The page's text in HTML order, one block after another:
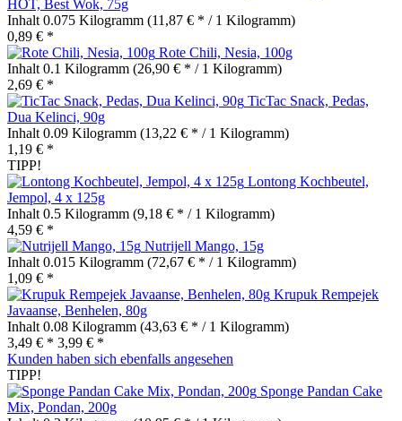
HOT, Best Wok, 75g
Inhalt 0.075 Kilogramm (11,87 € * / 1 Kilogramm)
0,89 € *
Rote Chili, Nesia, 100g
Inhalt 0.1 Kilogramm (26,90 € * / 1 Kilogramm)
2,69 € *
TicTac Snack, Pedas,
Dua Kelinci, 90g
Inhalt 0.09 Kilogramm (13,22 € * / 1 Kilogramm)
1,19 € *
TIPP!
Lontong Kochbeutel,
Jempol, 4 x 125g
Inhalt 0.5 Kilogramm (9,18 € * / 1 Kilogramm)
4,59 € *
Nutrijell Mango, 15g
Inhalt 0.015 Kilogramm (72,67 € * / 1 Kilogramm)
1,09 € *
Krupuk Rempejek
Javaanse, Benhelen, 80g
Inhalt 0.08 Kilogramm (43,63 € * / 1 Kilogramm)
3,49 € * 3,99 € *
Kunden haben sich ebenfalls angesehen
TIPP!
Sponge Pandan Cake
Mix, Pondan, 200g